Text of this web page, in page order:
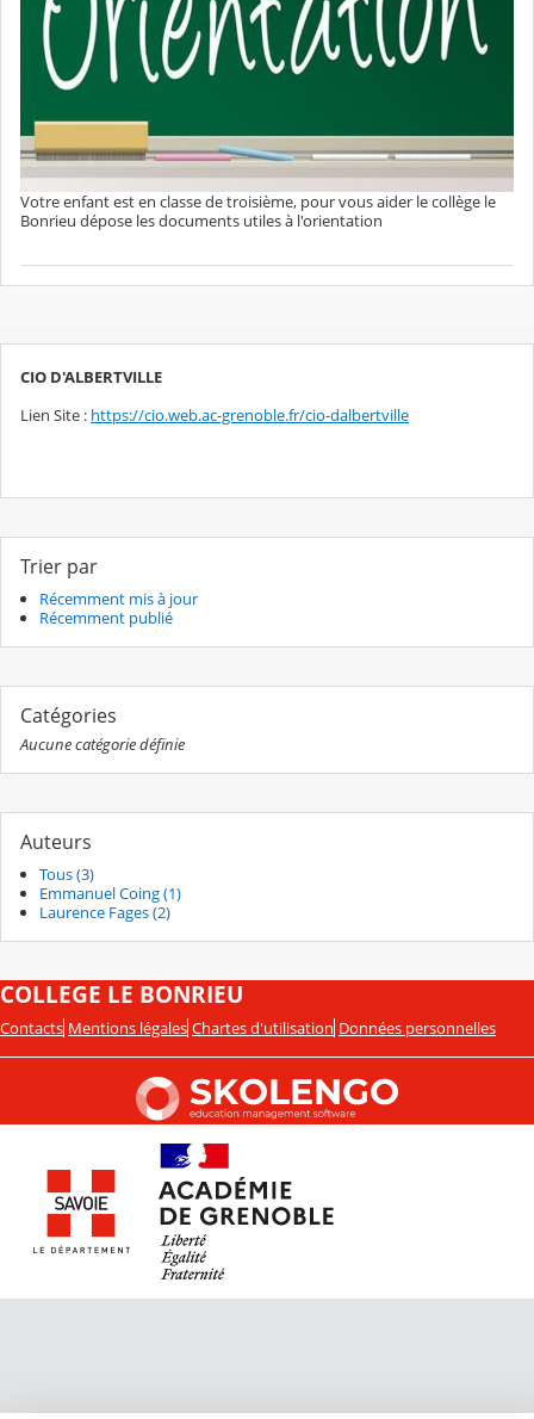
Votre enfant est en classe de troisième, pour vous aider le collège le
Bonrieu dépose les documents utiles à l'orientation
CIO D'ALBERTVILLE
Lien Site : https://cio.web.ac-grenoble.fr/cio-dalbertville
Trier par
Récemment mis à jour
Récemment publié
Catégories
Aucune catégorie définie
Auteurs
Tous (3)
Emmanuel Coing (1)
Laurence Fages (2)
COLLEGE LE BONRIEU
Contacts Mentions légales Chartes d'utilisation Données personnelles